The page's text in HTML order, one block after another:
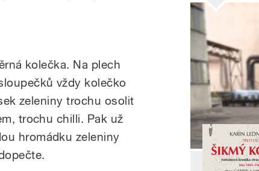
kolečka. Na plech
vždy kolečko
zeleniny trochu osolit
trochu chilli. Pak už
hromádku zeleniny